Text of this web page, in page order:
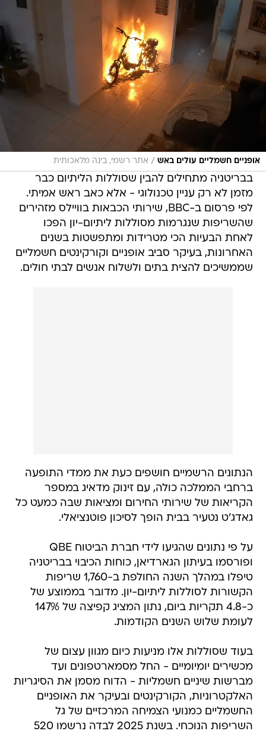
אופניים חשמליים עולים באש / אתר רשמי, בינה מלאכותית
בבריטניה מתחילים להבין שסוללות הליתיום כבר
מזמן לא רק עניין טכנולוגי - אלא כאב ראש אמיתי.
לפי פרסום ב-BBC, שירותי הכבאות בוויילס מזהירים
שהשריפות שנגרמות מסוללות ליתיום-יון הפכו
לאחת הבעיות הכי מטרידות ומתפשטות בשנים
האחרונות, בעיקר סביב אופניים וקורקינטים חשמליים
שממשיכים להצית בתים ולשלוח אנשים לבתי חולים.
הנתונים הרשמיים חושפים כעת את ממדי התופעה
ברחבי הממלכה כולה, עם זינוק מדאיג במספר
הקריאות של שירותי החירום ומציאות שבה כמעט כל
גאדג'ט נטעיר בבית הופך לסיכון פוטנציאלי.
על פי נתונים שהגיעו לידי חברת הביטוח QBE
ופורסמו בעיתון הגארדיאן, כוחות הכיבוי בבריטניה
טיפלו במהלך השנה החולפת ב-1,760 שריפות
הקשורות לסוללות ליתיום-יון. מדובר בממוצע של
כ-4.8 תקריות ביום, נתון המציג קפיצה של 147%
לעומת שלוש השנים הקודמות.
בעוד שסוללות אלו מניעות כיום מגוון עצום של
מכשירים יומיומיים - החל מסמארטפונים ועד
מברשות שיניים חשמליות - הדוח מסמן את הסיגריות
האלקטרוניות, הקורקינטים ובעיקר את האופניים
החשמליים כמנועי הצמיחה המרכזיים של גל
השריפות הנוכחי. בשנת 2025 לבדה נרשמו 520